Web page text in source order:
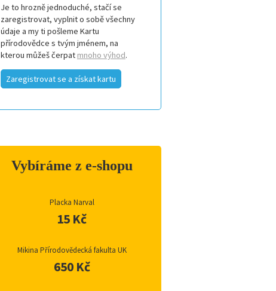
Je to hrozně jednoduché, stačí se
zaregistrovat, vyplnit o sobě všechny
údaje a my ti pošleme Kartu
přírodovědce s tvým jménem, na
kterou můžeš čerpat mnoho výhod.
Zaregistrovat se a získat kartu
Vybíráme z e-shopu
Placka Narval
15 Kč
Mikina Přírodovědecká fakulta UK
650 Kč